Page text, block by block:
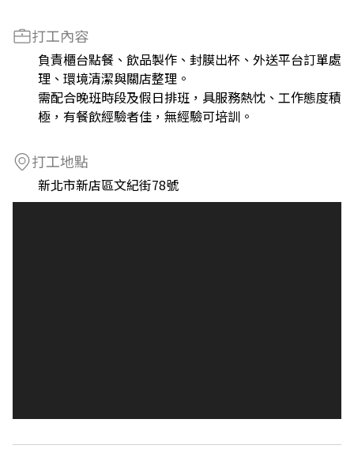
打工內容
負責櫃台點餐、飲品製作、封膜出杯、外送平台訂單處
理、環境清潔與關店整理。
需配合晚班時段及假日排班，具服務熱忱、工作態度積
極，有餐飲經驗者佳，無經驗可培訓。
打工地點
新北市新店區文紀街78號